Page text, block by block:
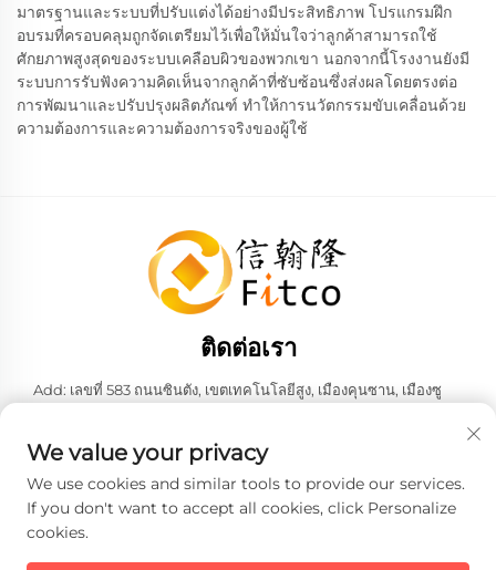
มาตรฐานและระบบที่ปรับแต่งได้อย่างมีประสิทธิภาพ โปรแกรมฝึก
อบรมที่ครอบคลุมถูกจัดเตรียมไว้เพื่อให้มั่นใจว่าลูกค้าสามารถใช้
ศักยภาพสูงสุดของระบบเคลือบผิวของพวกเขา นอกจากนี้โรงงานยังมี
ระบบการรับฟังความคิดเห็นจากลูกค้าที่ซับซ้อนซึ่งส่งผลโดยตรงต่อ
การพัฒนาและปรับปรุงผลิตภัณฑ์ ทำให้การนวัตกรรมขับเคลื่อนด้วย
ความต้องการและความต้องการจริงของผู้ใช้
ติดต่อเรา
Add: เลขที่ 583 ถนนซินตัง, เขตเทคโนโลยีสูง, เมืองคุนซาน, เมืองซู
โทรศัพท์:+86-137 6186 0079
อีเมล:[email protected]
We value your privacy
We use cookies and similar tools to provide our services.
If you don't want to accept all cookies, click Personalize
cookies.